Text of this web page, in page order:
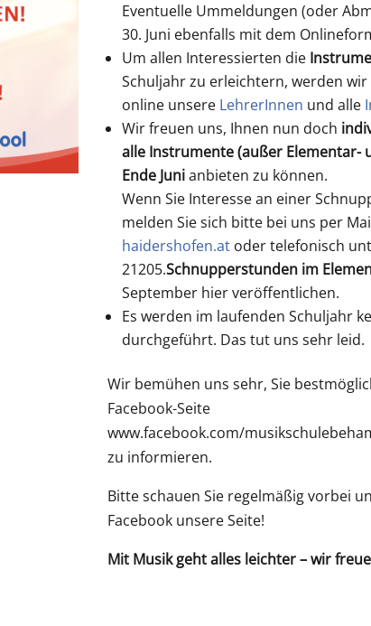
Eventuelle Ummeldungen (oder
30. Juni ebenfalls mit dem
Um allen Interessierten die
Schuljahr zu erleichtern, werden
online unsere LehrerInnen und alle
Wir freuen uns, Ihnen nun doch
alle Instrumente (außer
Ende Junianbieten zu können.
Wenn Sie Interesse an einer
melden Sie sich bitte bei uns per
haidershofen.at oder telefonisch
21205.Schnupperstunden im
September hier veröffentlichen.
Es werden im laufenden Schuljahr
durchgeführt. Das tut uns sehr leid.
Wir bemühen uns sehr, Sie
Facebook-Seite
www.facebook.com/
zu informieren.
Bitte schauen Sie regelmäßig vorbei
Facebook unsere Seite!
Mit Musik geht alles leichter – wir